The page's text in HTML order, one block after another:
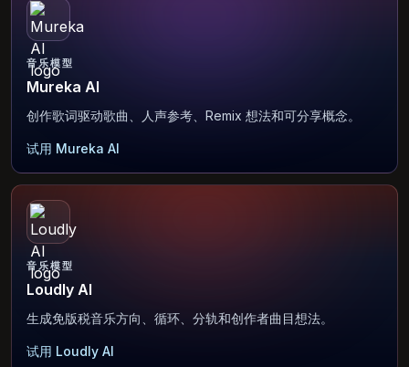
音乐模型
Mureka AI
创作歌词驱动歌曲、人声参考、Remix 想法和可分享概念。
试用 Mureka AI
音乐模型
Loudly AI
生成免版税音乐方向、循环、分轨和创作者曲目想法。
试用 Loudly AI